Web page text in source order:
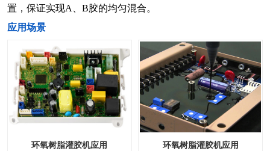
置，保证实现A、B胶的均匀混合。
​应用场景
环氧树脂灌胶机应用 环氧树脂灌胶机应用